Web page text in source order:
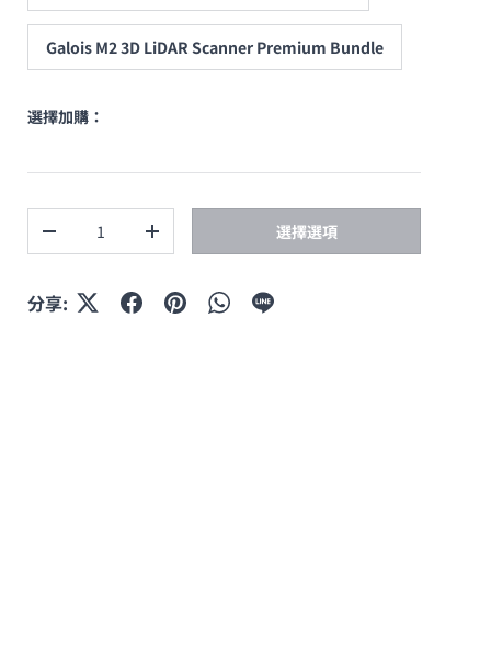
Galois M2 3D LiDAR Scanner Premium Bundle
選擇加購：
減少數量
增加數量 選擇選項
分享: